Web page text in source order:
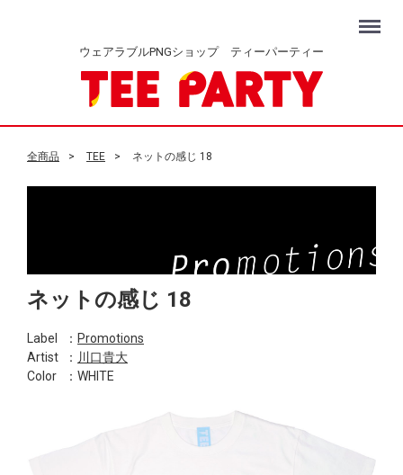
ウェアラブルPNGショップ ティーパーティー
Menu
全商品 TEE ネットの感じ 18
ネットの感じ 18
Label ： Promotions
Artist
： 川口貴大
Color
：WHITE